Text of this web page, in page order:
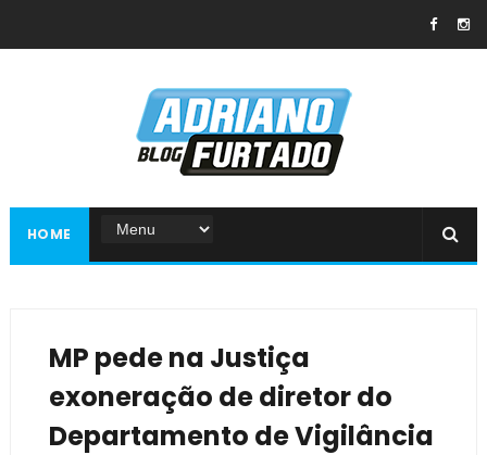
HOME
MP pede na Justiça
exoneração de diretor do
Departamento de Vigilância